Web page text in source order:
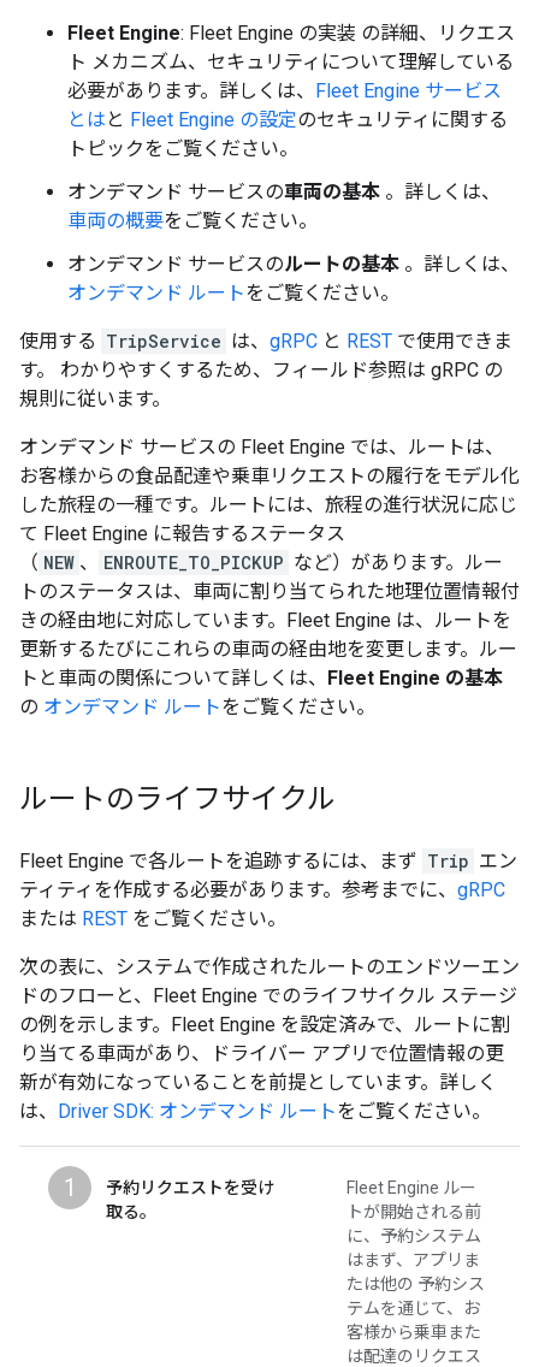
Fleet Engine: Fleet Engine の実装 の詳細、リクエス
ト メカニズム、セキュリティについて理解している
必要があります。詳しくは、 Fleet Engine サービス
とは と Fleet Engine の設定のセキュリティに関する
トピックをご覧ください。
オンデマンド サービスの車両の基本 。詳しくは、
車両の概要をご覧ください。
オンデマンド サービスのルートの基本 。詳しくは、
オンデマンド ルートをご覧ください。
使用する TripService は、 gRPC と REST で使用できま
す。 わかりやすくするため、フィールド参照は gRPC の
規則に従います。
オンデマンド サービスの Fleet Engine では、ルートは、
お客様からの食品配達や乗車リクエストの履行をモデル化
した旅程の一種です。ルートには、旅程の進行状況に応じ
て Fleet Engine に報告するステータス
（ NEW 、 ENROUTE_TO_PICKUP など）があります。ルー
トのステータスは、車両に割り当てられた地理位置情報付
きの経由地に対応しています。Fleet Engine は、ルートを
更新するたびにこれらの車両の経由地を変更します。ルー
トと車両の関係について詳しくは、 Fleet Engine の基本
の オンデマンド ルートをご覧ください。
ルートのライフサイクル
Fleet Engine で各ルートを追跡するには、まず Trip エン
ティティを作成する必要があります。参考までに、 gRPC
または REST をご覧ください。
次の表に、システムで作成されたルートのエンドツーエン
ドのフローと、Fleet Engine でのライフサイクル ステージ
の例を示します。Fleet Engine を設定済みで、ルートに割
り当てる車両があり、ドライバー アプリで位置情報の更
新が有効になっていることを前提としています。詳しく
は、 Driver SDK: オンデマンド ルートをご覧ください。
1
予約リクエストを受け
取る。
Fleet Engine ルー
トが開始される前
に、予約システム
はまず、アプリま
たは他の 予約シス
テムを通じて、お
客様から乗車また
は配達のリクエス